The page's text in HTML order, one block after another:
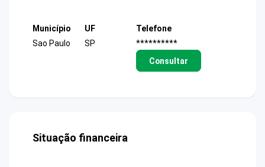
Município
Sao Paulo
UF
SP
Telefone
**********
Consultar
Situação financeira